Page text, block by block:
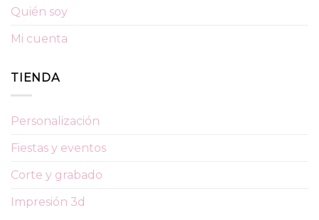
Quién soy
Mi cuenta
TIENDA
Personalización
Fiestas y eventos
Corte y grabado
Impresión 3d